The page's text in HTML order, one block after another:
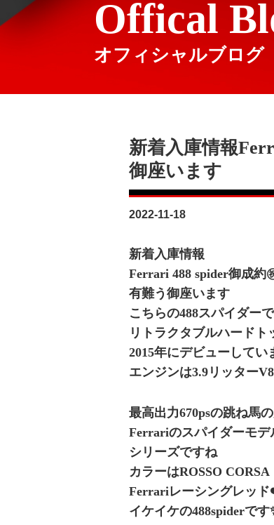
Offical
オフィシャルブログ
新着入庫情報‍
御座います‍
2022-11-18
新着入庫情報‍
Ferrari 488 spider御成約
有難う御座います‍
こちらの488スパイダー
リトラクタブルハード
2015年にデビューしてい
エンジンは3.9リッター
最高出力670psの跳ね馬
Ferrariのスパイダーモデ
シリーズですね
カラーはROSSO CORSA
Ferrariレーシングレッ
イケイケの488spiderです